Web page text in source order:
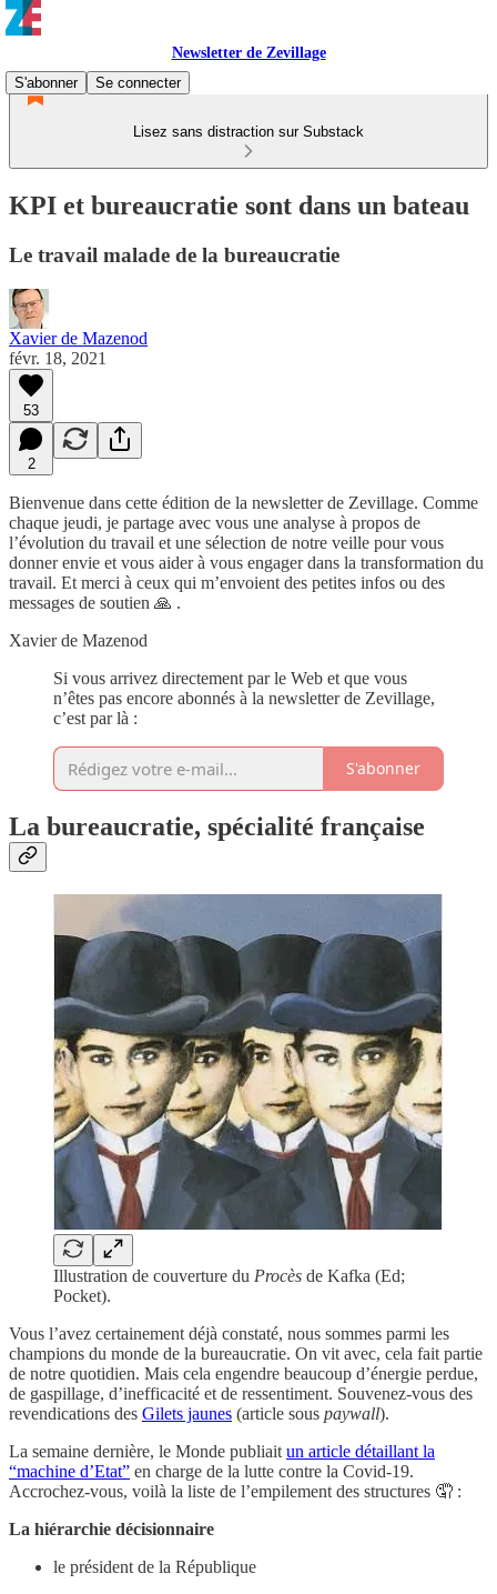
Newsletter de Zevillage
S'abonner
Se connecter
Lisez sans distraction sur Substack
KPI et bureaucratie sont dans un bateau
Le travail malade de la bureaucratie
Xavier de Mazenod
févr. 18, 2021
53
2
Bienvenue dans cette édition de la newsletter de Zevillage. Comme
chaque jeudi, je partage avec vous une analyse à propos de
l’évolution du travail et une sélection de notre veille pour vous
donner envie et vous aider à vous engager dans la transformation du
travail. Et merci à ceux qui m’envoient des petites infos ou des
messages de soutien 🙏 .
Xavier de Mazenod
Si vous arrivez directement par le Web et que vous
n’êtes pas encore abonnés à la newsletter de Zevillage,
c’est par là :
S'abonner
La bureaucratie, spécialité française
Illustration de couverture du Procès de Kafka (Ed;
Pocket).
Vous l’avez certainement déjà constaté, nous sommes parmi les
champions du monde de la bureaucratie. On vit avec, cela fait partie
de notre quotidien. Mais cela engendre beaucoup d’énergie perdue,
de gaspillage, d’inefficacité et de ressentiment. Souvenez-vous des
revendications des Gilets jaunes (article sous paywall).
La semaine dernière, le Monde publiait un article détaillant la
“machine d’Etat” en charge de la lutte contre la Covid-19.
Accrochez-vous, voilà la liste de l’empilement des structures 🤦 :
La hiérarchie décisionnaire
le président de la République